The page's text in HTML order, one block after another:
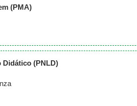
(PMA)
Didático (PNLD)